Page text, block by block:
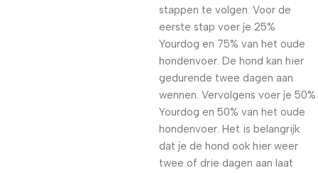
stappen te volgen. Voor de
eerste stap voer je 25%
Yourdog en 75% van het oude
hondenvoer. De hond kan hier
gedurende twee dagen aan
wennen. Vervolgens voer je 50%
Yourdog en 50% van het oude
hondenvoer. Het is belangrijk
dat je de hond ook hier weer
twee of drie dagen aan laat